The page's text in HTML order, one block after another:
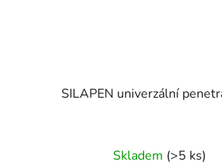
SILAPEN univerzální
Skladem (>5 ks)